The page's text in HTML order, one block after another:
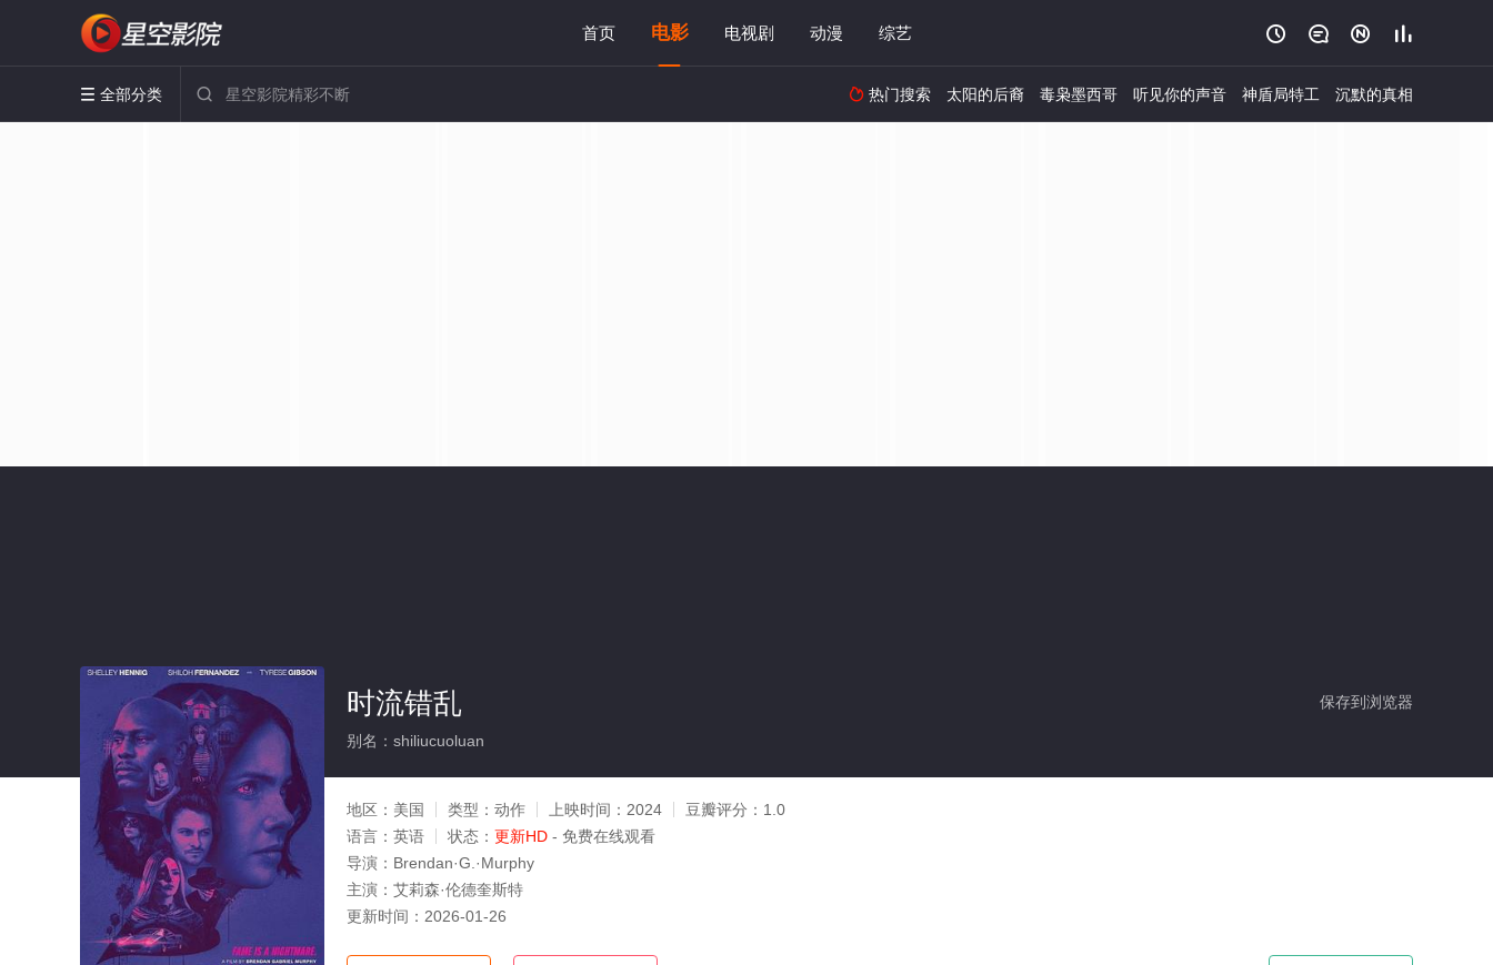
首页 电影 电视剧 动漫 综艺    
 全部分类   热门搜索 太阳的后裔 毒枭墨西哥 听见你的声音 神盾局特工 沉默的真相
保存到浏览器
时流错乱
别名：shiliucuoluan
地区： 美国 类型： 动作 上映时间： 2024 豆瓣评分： 1.0
语言： 英语 状态： 更新HD - 免费在线观看
导演： Brendan·G.·Murphy
主演： 艾莉森·伦德奎斯特
更新时间： 2026-01-26